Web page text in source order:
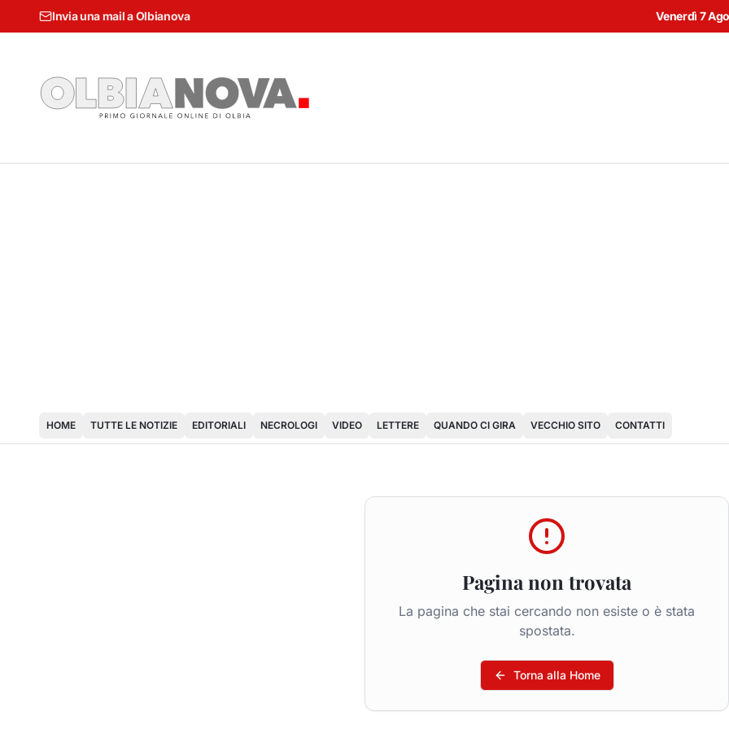
Invia una mail a Olbianova Venerdì 7
HOME TUTTE LE NOTIZIE EDITORIALI NECROLOGI VIDEO LETTERE QUANDO CI GIRA VECCHIO SITO CONTATTI
Pagina non trovata
La pagina che stai cercando non esiste o è stata
spostata.
Torna alla Home